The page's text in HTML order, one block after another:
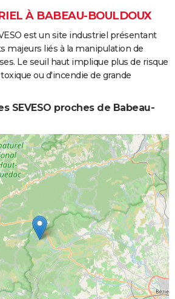
À BABEAU-BOULDOUX
est un site industriel présentant
majeurs liés à la manipulation de
Le seuil haut implique plus de risque
ou d'incendie de grande
SEVESO proches de Babeau-